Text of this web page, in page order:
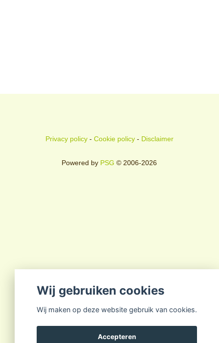
Privacy policy- Cookie policy- Disclaimer
Powered by PSG © 2006-2026
Wij gebruiken cookies
Wij maken op deze website gebruik van cookies.
Accepteren